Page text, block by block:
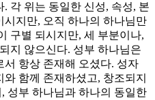
각 위는 동일한 신성, 속성, 본
지만, 오직 하나의 하나님만
구별 되시지만, 세 부분이나,
지 않으신다. 성부 하나님은
항상 존재해 오셨다. 성자
함께 존재하셨고, 창조되지
성부 하나님과 하나의 동일한